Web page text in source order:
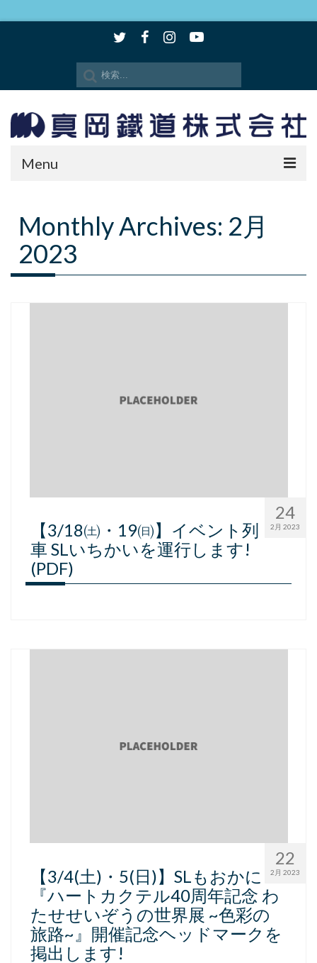
Menu
SLもおか
SLキューロク館
Monthly Archives: 2月
2023
24
2月 2023
【3/18㈯・19㈰】イベント列
車 SLいちかいを運行します!
(PDF)
22
2月 2023
【3/4(土)・5(日)】SLもおかに
『ハートカクテル40周年記念 わ
たせせいぞうの世界展 ~色彩の
旅路~』開催記念ヘッドマークを
掲出します!